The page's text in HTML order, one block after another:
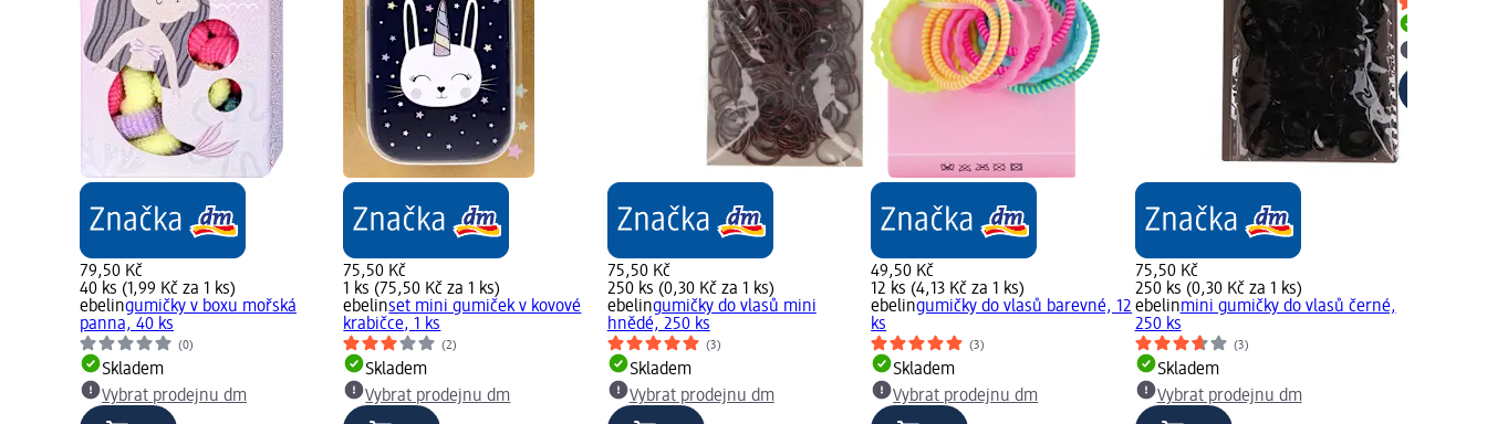
79,50 Kč
40 ks (1,99 Kč za 1 ks)
ebelingumičky v boxu mořská
panna, 40 ks
(0)
Skladem
Vybrat prodejnu dm
75,50 Kč
1 ks (75,50 Kč za 1 ks)
ebelinset mini gumiček v kovové
krabičce, 1 ks
(2)
Skladem
Vybrat prodejnu dm
75,50 Kč
250 ks (0,30 Kč za 1 ks)
ebelingumičky do vlasů mini
hnědé, 250 ks
(3)
Skladem
Vybrat prodejnu dm
49,50 Kč
12 ks (4,13 Kč za 1 ks)
ebelingumičky do vlasů barevné, 12
ks
(3)
Skladem
Vybrat prodejnu dm
75,50 Kč
250 ks (0,30 Kč za 1 ks)
ebelinmini gumičky do vlasů černé,
250 ks
(3)
Skladem
Vybrat prodejnu dm